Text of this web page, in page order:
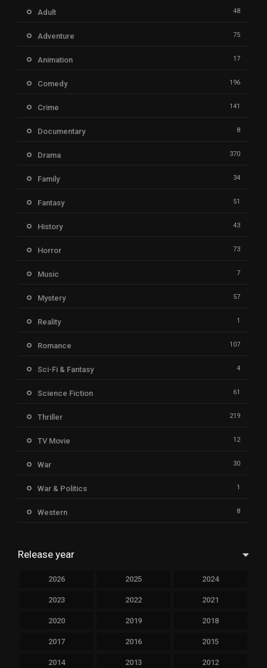
Adult 48
Adventure 75
Animation 17
Comedy 196
Crime 141
Documentary 8
Drama 370
Family 34
Fantasy 51
History 43
Horror 73
Music 7
Mystery 57
Reality 1
Romance 107
Sci-Fi & Fantasy 4
Science Fiction 61
Thriller 219
TV Movie 12
War 30
War & Politics 1
Western 8
Release year
2026 2025 2024
2023 2022 2021
2020 2019 2018
2017 2016 2015
2014 2013 2012